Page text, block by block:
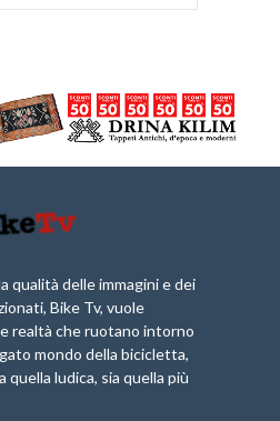
qualità delle immagini e dei
Bike Tv, vuole
realtà che ruotano intorno
mondo della bicicletta,
quella ludica, sia quella più